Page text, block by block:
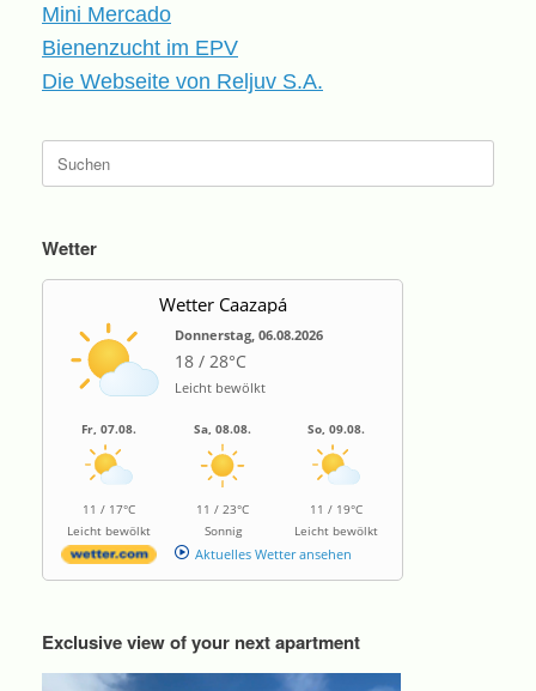
Mini Mercado
Bienenzucht im EPV
Die Webseite von Reljuv S.A.
nach:
Wetter
Wetter Caazapá
Donnerstag, 06.08.2026
18 / 28°C
Leicht bewölkt
Fr, 07.08.
11 / 17°C
Leicht bewölkt
Sa, 08.08.
11 / 23°C
Sonnig
So, 09.08.
11 / 19°C
Leicht bewölkt
Aktuelles Wetter ansehen
Exclusive view of your next apartment